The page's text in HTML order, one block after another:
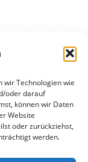
wir Technologien wie
oder darauf
können wir Daten
Website
oder zurückziehst,
werden.